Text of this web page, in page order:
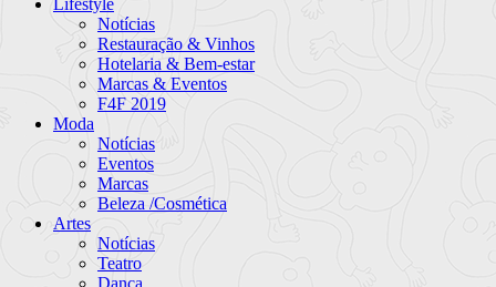
Notícias
Restauração & Vinhos
Hotelaria & Bem-estar
Marcas & Eventos
F4F 2019
Moda
Notícias
Eventos
Marcas
Beleza /Cosmética
Artes
Notícias
Teatro
Dança